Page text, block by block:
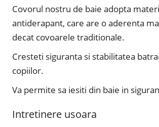
Covorul nostru de baie adopta
antiderapant, care are o aderenta
decat covoarele traditionale.
Cresteti siguranta si stabilitatea
copiilor.
Va permite sa iesiti din baie in
Intretinere usoara